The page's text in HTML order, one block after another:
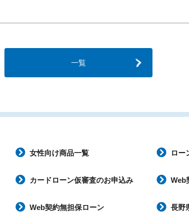
一覧
女性向け商品一覧 ロー
カードローン仮審査のお申込み Web
Web契約無担保ローン 長野